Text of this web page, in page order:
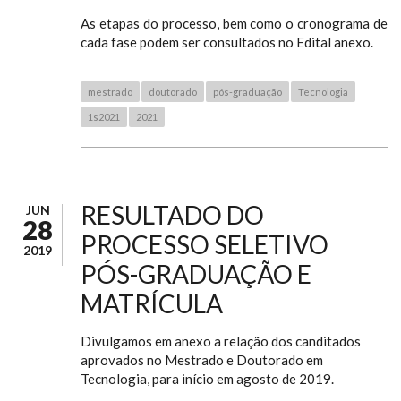
As etapas do processo, bem como o cronograma de
cada fase podem ser consultados no Edital anexo.
mestrado doutorado pós-graduação Tecnologia
1s2021 2021
JUN
28
2019
RESULTADO DO
PROCESSO SELETIVO
PÓS-GRADUAÇÃO E
MATRÍCULA
Divulgamos em anexo a relação dos canditados
aprovados no Mestrado e Doutorado em
Tecnologia, para início em agosto de 2019.